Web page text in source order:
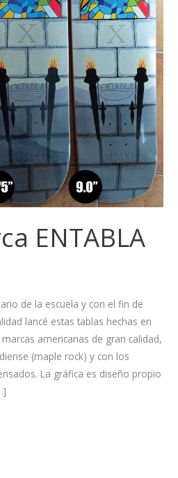
ENTABLA
de la escuela y con el fin de
lancé estas tablas hechas en
americanas de gran calidad,
(maple rock) y con los
La gráfica es diseño propio